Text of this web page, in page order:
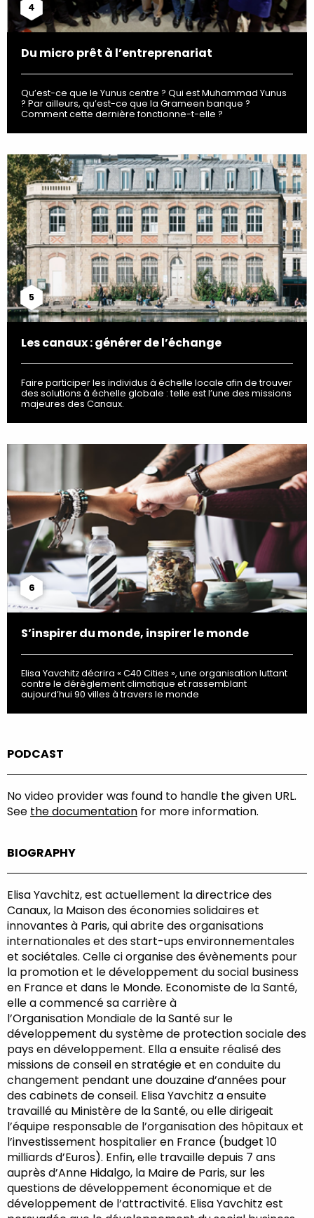
4
Du micro prêt à l’entreprenariat
Qu’est-ce que le Yunus centre ? Qui est Muhammad Yunus
? Par ailleurs, qu’est-ce que la Grameen banque ?
Comment cette dernière fonctionne-t-elle ?
5
Les canaux : générer de l’échange
Faire participer les individus à échelle locale afin de trouver
des solutions à échelle globale : telle est l’une des missions
majeures des Canaux.
6
S’inspirer du monde, inspirer le monde
Elisa Yavchitz décrira « C40 Cities », une organisation luttant
contre le dérèglement climatique et rassemblant
aujourd’hui 90 villes à travers le monde
PODCAST
No video provider was found to handle the given URL.
See the documentation for more information.
BIOGRAPHY
Elisa Yavchitz, est actuellement la directrice des
Canaux, la Maison des économies solidaires et
innovantes à Paris, qui abrite des organisations
internationales et des start-ups environnementales
et sociétales. Celle ci organise des évènements pour
la promotion et le développement du social business
en France et dans le Monde. Economiste de la Santé,
elle a commencé sa carrière à
l’Organisation Mondiale de la Santé sur le
développement du système de protection sociale des
pays en développement. Ella a ensuite réalisé des
missions de conseil en stratégie et en conduite du
changement pendant une douzaine d’années pour
des cabinets de conseil. Elisa Yavchitz a ensuite
travaillé au Ministère de la Santé, ou elle dirigeait
l’équipe responsable de l’organisation des hôpitaux et
l’investissement hospitalier en France (budget 10
milliards d’Euros). Enfin, elle travaille depuis 7 ans
auprès d’Anne Hidalgo, la Maire de Paris, sur les
questions de développement économique et de
développement de l’attractivité. Elisa Yavchitz est